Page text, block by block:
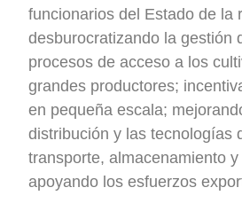
funcionarios del Estado de la
desburocratizando la gestión
procesos de acceso a los
grandes productores;
en pequeña escala;
distribución y las tecnologías
transporte, almacenamiento
apoyando los esfuerzos